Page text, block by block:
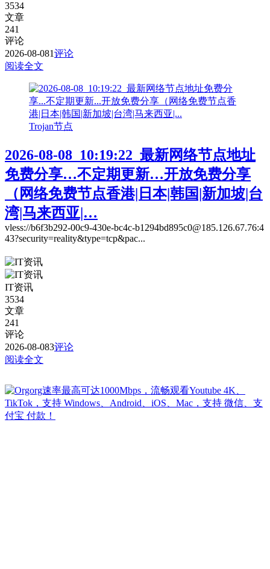
3534
文章
241
评论
2026-08-081评论
阅读全文
Trojan节点
2026-08-08_10:19:22_最新网络节点地址
免费分享…不定期更新…开放免费分享
（网络免费节点香港|日本|韩国|新加坡|台
湾|马来西亚|…
vless://b6f3b292-00c9-430e-bc4c-b1294bd895c0@185.126.67.76:4
43?security=reality&type=tcp&pac...
IT资讯
3534
文章
241
评论
2026-08-083评论
阅读全文